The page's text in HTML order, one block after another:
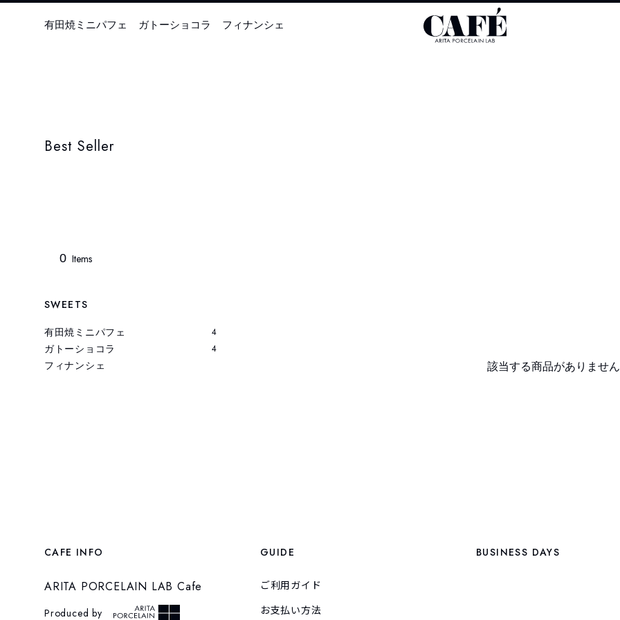
有田焼ミニパフェ ガトーショコラ フィナンシェ
Best Seller
0 Items
SWEETS
有田焼ミニパフェ
4
ガトーショコラ 4
フィナンシェ 該当する商品がありません
CAFE INFO
ARITA PORCELAIN LAB Cafe
Produced by
GUIDE
ご利用ガイド
お支払い方法
BUSINESS DAYS